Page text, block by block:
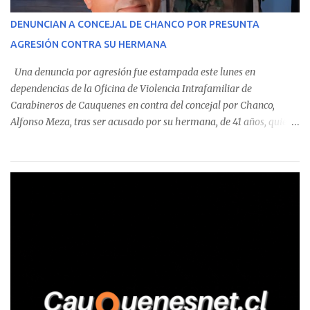
corresponde a un funcionario de la Municipalidad de Chanco,
detectaron incumplimientos a la normativa vigente. El informe
precisa que la mayor cantidad de dinero apostado se registró en
Talca, donde...
DENUNCIAN A CONCEJAL DE CHANCO POR PRESUNTA
AGRESIÓN CONTRA SU HERMANA
Una denuncia por agresión fue estampada este lunes en
dependencias de la Oficina de Violencia Intrafamiliar de
Carabineros de Cauquenes en contra del concejal por Chanco,
Alfonso Meza, tras ser acusado por su hermana, de 41 años, quien
relató que los hechos ocurrieron cerca de las 11:30 horas en el
trabajadores, el edil descendió del vehículo y, en medio de la
confrontación, la habría tomado de los hombros, empujado al